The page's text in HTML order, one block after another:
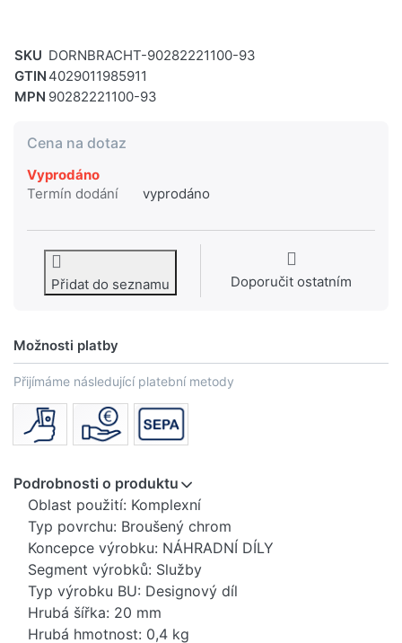
SKU DORNBRACHT-90282221100-93
GTIN 4029011985911
MPN 90282221100-93
Cena na dotaz
Vyprodáno
Termín dodání
vyprodáno
Přidat do seznamu Doporučit ostatním
Možnosti platby
Přijímáme následující platební metody
Podrobnosti o produktu
Oblast použití: Komplexní
Typ povrchu: Broušený chrom
Koncepce výrobku: NÁHRADNÍ DÍLY
Segment výrobků: Služby
Typ výrobku BU: Designový díl
Hrubá šířka: 20 mm
Hrubá hmotnost: 0,4 kg